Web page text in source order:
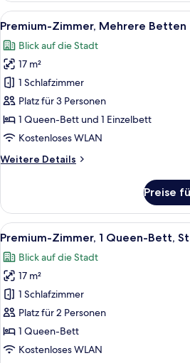
Queen-
Alle
Fotos
für
Premium-
Zimmer,
Mehrere
Betten
anzeigen
Eine
3
Premium-Zimmer, Mehrere Betten
Blick auf die Stadt
17 m²
1 Schlafzimmer
Platz für 3 Personen
1 Queen-Bett und 1 Einzelbett
Kostenloses WLAN
Weitere Details
Weitere
Zimmer,
Mehrere
Betten
Preise
Alle
Fotos
für
Premium-
Zimmer,
1
Queen-
Bett,
Ein
4
Premium-Zimmer, 1 Queen-Bett,
Blick auf die Stadt
17 m²
1 Schlafzimmer
Platz für 2 Personen
1 Queen-Bett
Kostenloses WLAN